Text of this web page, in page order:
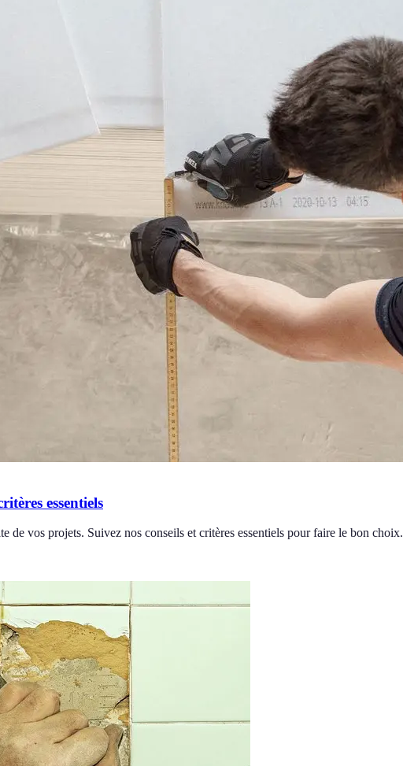
essentiels
de vos projets. Suivez nos conseils et critères essentiels pour faire le bon choix.